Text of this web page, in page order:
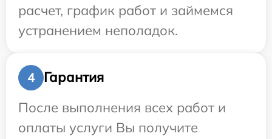
расчет, график работ и займемся
устранением неполадок.
4
Гарантия
После выполнения всех работ и
оплаты услуги Вы получите